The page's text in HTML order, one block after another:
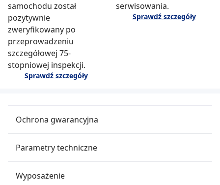
samochodu został
pozytywnie
zweryfikowany po
przeprowadzeniu
szczegółowej 75-
stopniowej inspekcji.
Sprawdź szczegóły
serwisowania.
Sprawdź szczegóły
Ochrona gwarancyjna
Parametry techniczne
Wyposażenie